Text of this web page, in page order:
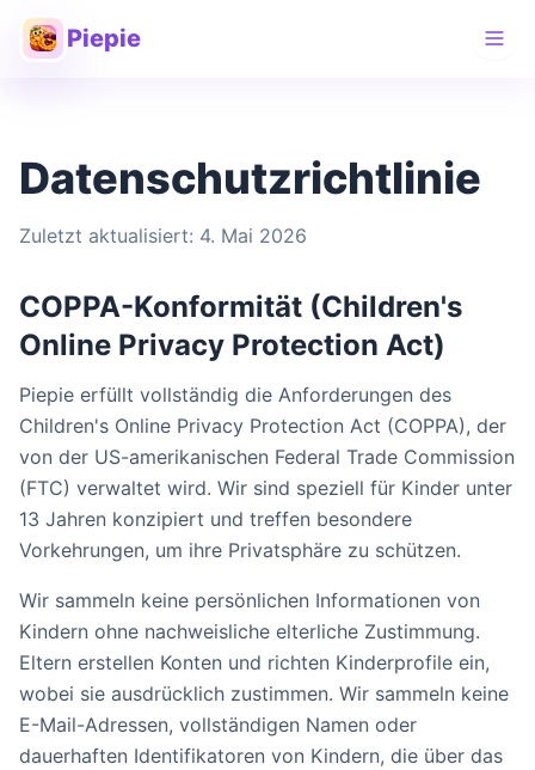
Piepie
Datenschutzrichtlinie
Zuletzt aktualisiert: 4. Mai 2026
COPPA-Konformität (Children's
Online Privacy Protection Act)
Piepie erfüllt vollständig die Anforderungen des
Children's Online Privacy Protection Act (COPPA), der
von der US-amerikanischen Federal Trade Commission
(FTC) verwaltet wird. Wir sind speziell für Kinder unter
13 Jahren konzipiert und treffen besondere
Vorkehrungen, um ihre Privatsphäre zu schützen.
Wir sammeln keine persönlichen Informationen von
Kindern ohne nachweisliche elterliche Zustimmung.
Eltern erstellen Konten und richten Kinderprofile ein,
wobei sie ausdrücklich zustimmen. Wir sammeln keine
E-Mail-Adressen, vollständigen Namen oder
dauerhaften Identifikatoren von Kindern, die über das